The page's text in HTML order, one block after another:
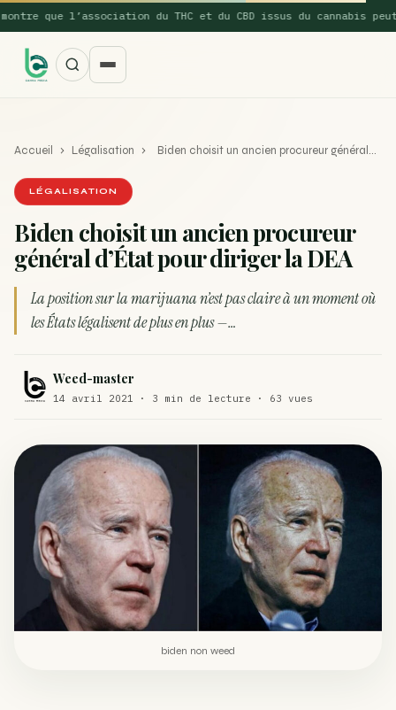
que l’association du THC et du CBD issus du cannabis peut…
SUGGESTIONS POPULAIRES
Une nouvelle étude montre que la vaporisation du
cannabis réduit de 99…
ACTU
Recette : Préparation du beurre de Marrakech
Étude : L’extrait de cannabis, un traitement efficace
contre les maux de dos…
Un fabricant polonais de textiles à base de chanvre
suscite une forte…
ACTU
Accueil › Légalisation › Biden choisit un ancien procureur général…
LÉGALISATION
Biden choisit un ancien procureur
général d’État pour diriger la DEA
La position sur la marijuana n’est pas claire à un moment où
les États légalisent de plus en plus —…
Weed-master
14 avril 2021 · 3 min de lecture · 63 vues
biden non weed